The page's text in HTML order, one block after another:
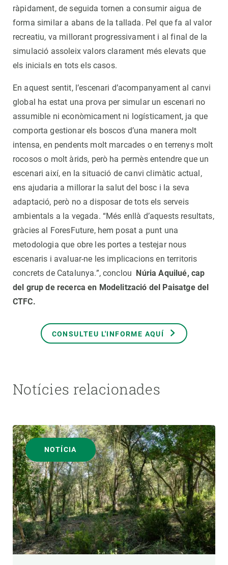
ràpidament, de seguida tornen a consumir aigua de
forma similar a abans de la tallada. Pel que fa al valor
recreatiu, va millorant progressivament i al final de la
simulació assoleix valors clarament més elevats que
els inicials en tots els casos.
En aquest sentit, l’escenari d’acompanyament al canvi
global ha estat una prova per simular un escenari no
assumible ni econòmicament ni logísticament, ja que
comporta gestionar els boscos d’una manera molt
intensa, en pendents molt marcades o en terrenys molt
rocosos o molt àrids, però ha permès entendre que un
escenari així, en la situació de canvi climàtic actual,
ens ajudaria a millorar la salut del bosc i la seva
adaptació, però no a disposar de tots els serveis
ambientals a la vegada. “Més enllà d’aquests resultats,
gràcies al ForesFuture, hem posat a punt una
metodologia que obre les portes a testejar nous
escenaris i avaluar-ne les implicacions en territoris
concrets de Catalunya.”, conclou
Núria Aquilué, cap
del grup de recerca en Modelització del Paisatge del
CTFC.
CONSULTEU L'INFORME AQUÍ
Notícies relacionades
NOTÍCIA